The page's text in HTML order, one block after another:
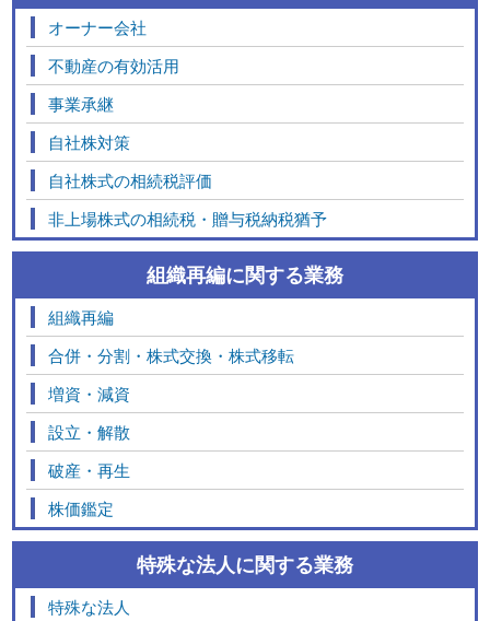
オーナー会社
不動産の有効活用
事業承継
自社株対策
自社株式の相続税評価
非上場株式の相続税・贈与税納税猶予
組織再編に関する業務
組織再編
合併・分割・株式交換・株式移転
増資・減資
設立・解散
破産・再生
株価鑑定
特殊な法人に関する業務
特殊な法人